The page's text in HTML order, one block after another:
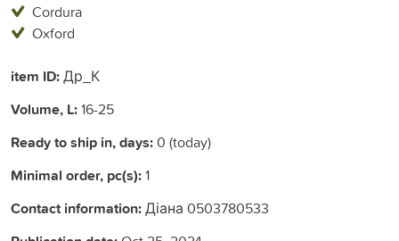
Cordura
Oxford
item ID:Др_К
Volume, L:16-25
Ready to ship in, days:0 (today)
Minimal order, pc(s):1
Contact information:Діана 0503780533